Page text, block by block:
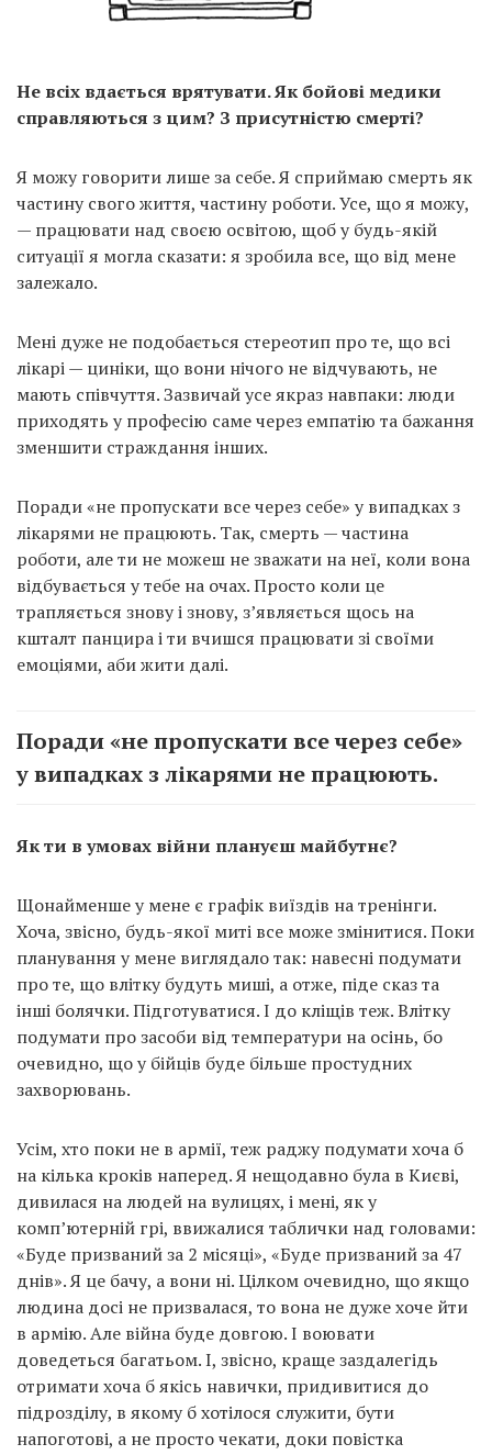
Не всіх вдається врятувати. Як бойові медики
справляються з цим? З присутністю смерті?
Я можу говорити лише за себе. Я сприймаю смерть як
частину свого життя, частину роботи. Усе, що я можу,
— працювати над своєю освітою, щоб у будь-якій
ситуації я могла сказати: я зробила все, що від мене
залежало.
Мені дуже не подобається стереотип про те, що всі
лікарі — циніки, що вони нічого не відчувають, не
мають співчуття. Зазвичай усе якраз навпаки: люди
приходять у професію саме через емпатію та бажання
зменшити страждання інших.
Поради «не пропускати все через себе» у випадках з
лікарями не працюють. Так, смерть — частина
роботи, але ти не можеш не зважати на неї, коли вона
відбувається у тебе на очах. Просто коли це
трапляється знову і знову, з’являється щось на
кшталт панцира і ти вчишся працювати зі своїми
емоціями, аби жити далі.
Поради «не пропускати все через себе»
у випадках з лікарями не працюють.
Як ти в умовах війни плануєш майбутнє?
Щонайменше у мене є графік виїздів на тренінги.
Хоча, звісно, будь-якої миті все може змінитися. Поки
планування у мене виглядало так: навесні подумати
про те, що влітку будуть миші, а отже, піде сказ та
інші болячки. Підготуватися. І до кліщів теж. Влітку
подумати про засоби від температури на осінь, бо
очевидно, що у бійців буде більше простудних
захворювань.
Усім, хто поки не в армії, теж раджу подумати хоча б
на кілька кроків наперед. Я нещодавно була в Києві,
дивилася на людей на вулицях, і мені, як у
комп’ютерній грі, ввижалися таблички над головами:
«Буде призваний за 2 місяці», «Буде призваний за 47
днів». Я це бачу, а вони ні. Цілком очевидно, що якщо
людина досі не призвалася, то вона не дуже хоче йти
в армію. Але війна буде довгою. І воювати
доведеться багатьом. І, звісно, краще заздалегідь
отримати хоча б якісь навички, придивитися до
підрозділу, в якому б хотілося служити, бути
напоготові, а не просто чекати, доки повістка